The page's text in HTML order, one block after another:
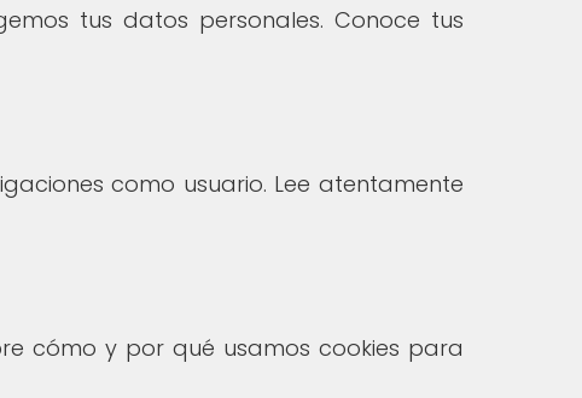
tus datos personales. Conoce tus
como usuario. Lee atentamente
cómo y por qué usamos cookies para